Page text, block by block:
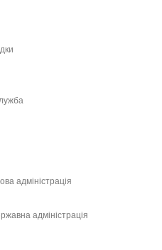
адміністрація
адміністрація